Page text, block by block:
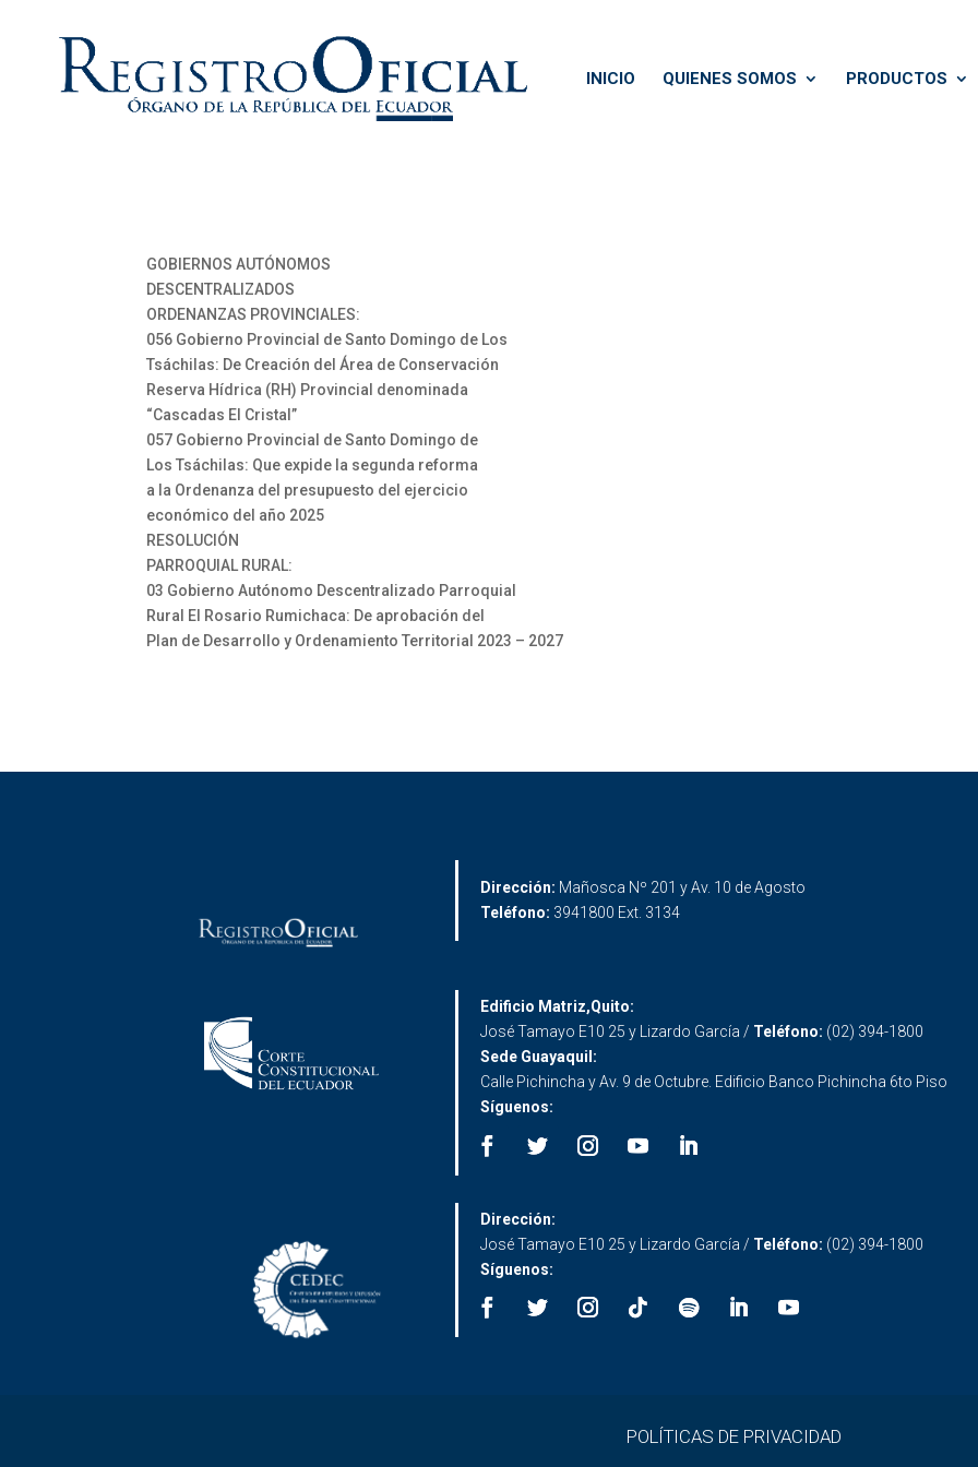
INICIO QUIENES SOMOS PRODUCTOS
GOBIERNOS AUTÓNOMOS
DESCENTRALIZADOS
ORDENANZAS PROVINCIALES:
056 Gobierno Provincial de Santo Domingo de Los
Tsáchilas: De Creación del Área de Conservación
Reserva Hídrica (RH) Provincial denominada
“Cascadas El Cristal”
057 Gobierno Provincial de Santo Domingo de
Los Tsáchilas: Que expide la segunda reforma
a la Ordenanza del presupuesto del ejercicio
económico del año 2025
RESOLUCIÓN
PARROQUIAL RURAL:
03 Gobierno Autónomo Descentralizado Parroquial
Rural El Rosario Rumichaca: De aprobación del
Plan de Desarrollo y Ordenamiento Territorial 2023 – 2027
Dirección: Mañosca Nº 201 y Av. 10 de Agosto
Teléfono: 3941800 Ext. 3134
Edificio Matriz,Quito:
José Tamayo E10 25 y Lizardo García / Teléfono: (02) 394-1800
Sede Guayaquil:
Calle Pichincha y Av. 9 de Octubre. Edificio Banco Pichincha 6to Piso
Síguenos:
Dirección:
José Tamayo E10 25 y Lizardo García / Teléfono: (02) 394-1800
Síguenos:
POLÍTICAS DE PRIVACIDAD